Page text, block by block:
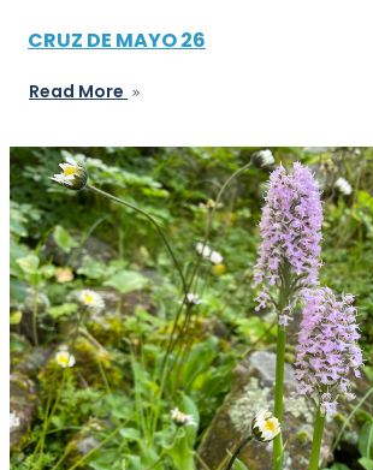
CRUZ DE MAYO 26
Read More